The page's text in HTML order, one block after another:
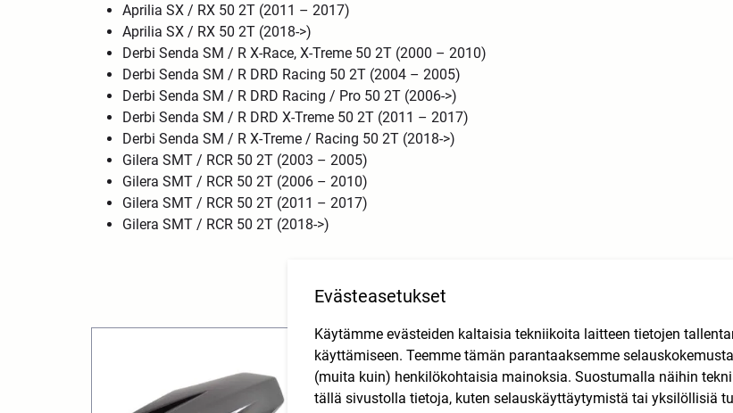
Aprilia SX / RX 50 2T (2011 – 2017)
Aprilia SX / RX 50 2T (2018->)
Derbi Senda SM / R X-Race, X-Treme 50 2T (2000 – 2010)
Derbi Senda SM / R DRD Racing 50 2T (2004 – 2005)
Derbi Senda SM / R DRD Racing / Pro 50 2T (2006->)
Derbi Senda SM / R DRD X-Treme 50 2T (2011 – 2017)
Derbi Senda SM / R X-Treme / Racing 50 2T (2018->)
Gilera SMT / RCR 50 2T (2003 – 2005)
Gilera SMT / RCR 50 2T (2006 – 2010)
Gilera SMT / RCR 50 2T (2011 – 2017)
Gilera SMT / RCR 50 2T (2018->)
Evästeasetukset
Käytämme evästeiden kaltaisia tekniikoita laitteen tietojen
käyttämiseen. Teemme tämän parantaaksemme
(muita kuin) henkilökohtaisia mainoksia. Suostumalla näihin
tällä sivustolla tietoja, kuten selauskäyttäytymistä tai yksilöllisiä